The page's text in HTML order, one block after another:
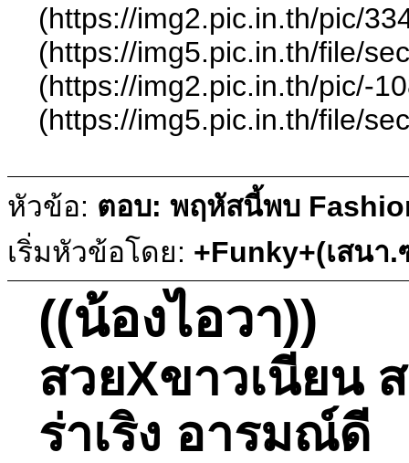
(https://img2.pic.in.th/pic/
(https://img5.pic.in.th/file/
(https://img2.pic.in.th/pic/-
(https://img5.pic.in.th/file/
หัวข้อ: ตอบ: พฤหัสนี้พบ
เริ่มหัวข้อโดย: +Funky+(เสนา
((น้องไอวา))
สวยXขาวเนียน
ร่าเริง อารมณ์ดี